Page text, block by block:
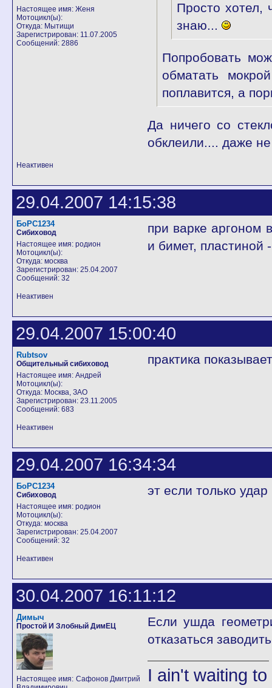
Настоящее имя: Женя
Мотоцикл(ы):
Откуда: Мытищи
Зарегистрирован: 11.07.2005
Сообщений: 2886
Просто хотел,
знаю...
Попробовать
обматать
поплавится, а
Да ничего со
обклеили.... даже
Неактивен
29.04.2007 14:15:38
БоРС1234
Сибиховод
Настоящее имя: родион
Мотоцикл(ы):
Откуда: москва
Зарегистрирован: 25.04.2007
Сообщений: 32
при варке аргоном
и бимет, пластиной
Неактивен
29.04.2007 15:00:40
Rubtsov
Общительный сибиховод
Настоящее имя: Андрей
Мотоцикл(ы):
Откуда: Москва, ЗАО
Зарегистрирован: 23.11.2005
Сообщений: 683
практика
Неактивен
29.04.2007 16:34:34
БоРС1234
Сибиховод
Настоящее имя: родион
Мотоцикл(ы):
Откуда: москва
Зарегистрирован: 25.04.2007
Сообщений: 32
эт если только
Неактивен
30.04.2007 16:11:12
Димыч
Простой И Злобный ДимЕЦ
Настоящее имя: Сафонов Дмитрий
Если ушда
отказаться
I ain't waiting